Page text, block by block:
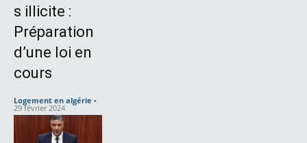
s illicite :
Préparation
d’une loi en
cours
Logement en algérie -
29 février 2024